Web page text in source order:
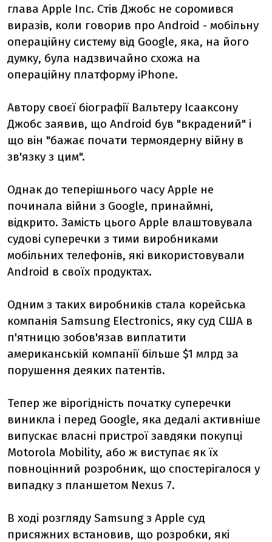
глава Apple Inc. Стів Джобс не соромився
виразів, коли говорив про Android - мобільну
операційну систему від Google, яка, на його
думку, була надзвичайно схожа на
операційну платформу iPhone.
Автору своєї біографії Вальтеру Ісааксону
Джобс заявив, що Android був "вкрадений" і
що він "бажає почати термоядерну війну в
зв'язку з цим".
Однак до теперішнього часу Apple не
починала війни з Google, принаймні,
відкрито. Замість цього Apple влаштовувала
судові суперечки з тими виробниками
мобільних телефонів, які використовували
Android в своїх продуктах.
Одним з таких виробників стала корейська
компанія Samsung Electronics, яку суд США в
п'ятницю зобов'язав виплатити
американській компанії більше $1 млрд за
порушення деяких патентів.
Тепер же вірогідність початку суперечки
виникла і перед Google, яка дедалі активніше
випускає власні пристрої завдяки покупці
Motorola Mobility, або ж виступає як їх
повноцінний розробник, що спостерігалося у
випадку з планшетом Nexus 7.
В ході розгляду Samsung з Apple суд
присяжних встановив, що розробки, які